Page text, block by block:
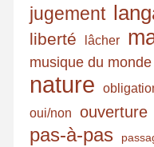
jugement
liberté lâcher
musique du monde
nature
oui/non ouverture
pas-à-pas